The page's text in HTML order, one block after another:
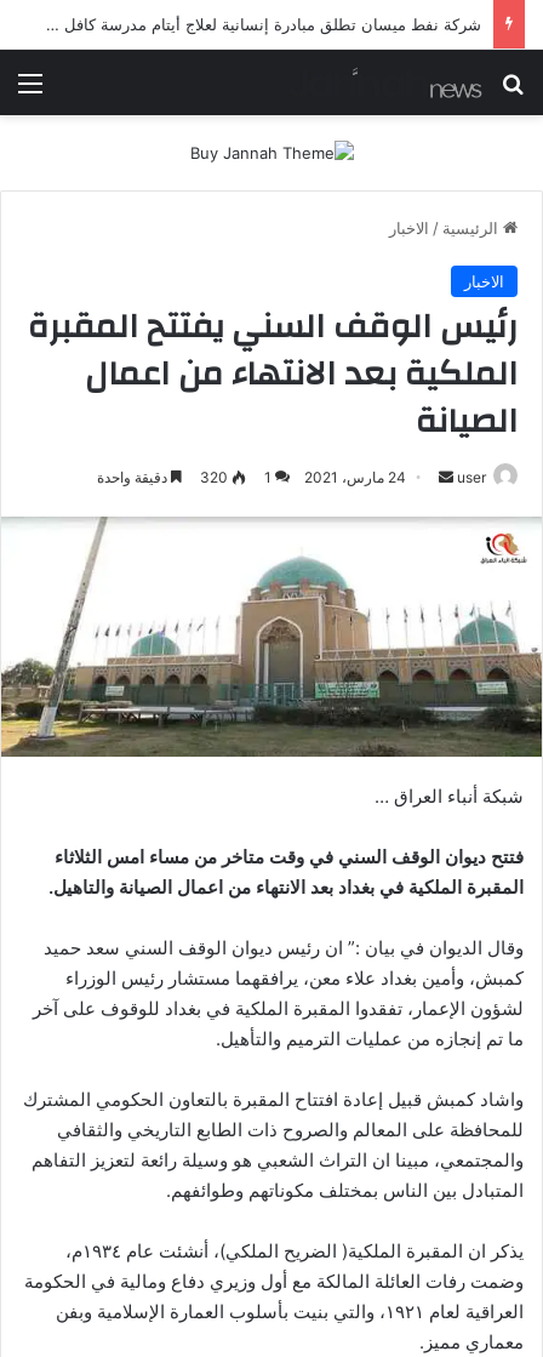
شرطة ميسان تلقي القبض على مطلقي العيارات النارية أثناء تشييع جنائزي في العمارة
بحث عن
الرئيسية / الاخبار
الاخبار
رئيس الوقف السني يفتتح المقبرة
الملكية بعد الانتهاء من اعمال
الصيانة
user
أرسل 24 مارس، 2021 1
320 دقيقة واحدة
شبكة أنباء العراق …
فتتح ديوان الوقف السني في وقت متاخر من مساء امس الثلاثاء
المقبرة الملكية في بغداد بعد الانتهاء من اعمال الصيانة والتاهيل.
وقال الديوان في بيان :” ان رئيس ديوان الوقف السني سعد حميد
كمبش، وأمين بغداد علاء معن، يرافقهما مستشار رئيس الوزراء
لشؤون الإعمار، تفقدوا المقبرة الملكية في بغداد للوقوف على آخر
ما تم إنجازه من عمليات الترميم والتأهيل.
واشاد كمبش قبيل إعادة افتتاح المقبرة بالتعاون الحكومي المشترك
للمحافظة على المعالم والصروح ذات الطابع التاريخي والثقافي
والمجتمعي، مبينا ان التراث الشعبي هو وسيلة رائعة لتعزيز التفاهم
المتبادل بين الناس بمختلف مكوناتهم وطوائفهم.
يذكر ان المقبرة الملكية( الضريح الملكي)، أنشئت عام ١٩٣٤م،
وضمت رفات العائلة المالكة مع أول وزيري دفاع ومالية في الحكومة
العراقية لعام ١٩٢١، والتي بنيت بأسلوب العمارة الإسلامية وبفن
معماري مميز.